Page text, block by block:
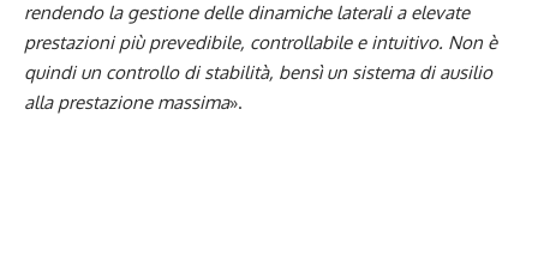
rendendo la gestione delle dinamiche laterali a elevate
prestazioni più prevedibile, controllabile e intuitivo. Non è
quindi un controllo di stabilità, bensì un sistema di ausilio
alla prestazione massima».